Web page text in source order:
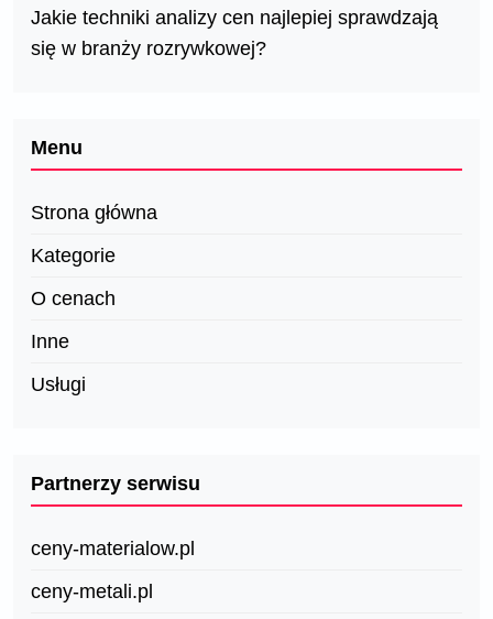
Jakie techniki analizy cen najlepiej sprawdzają
się w branży rozrywkowej?
Menu
Strona główna
Kategorie
O cenach
Inne
Usługi
Partnerzy serwisu
ceny-materialow.pl
ceny-metali.pl